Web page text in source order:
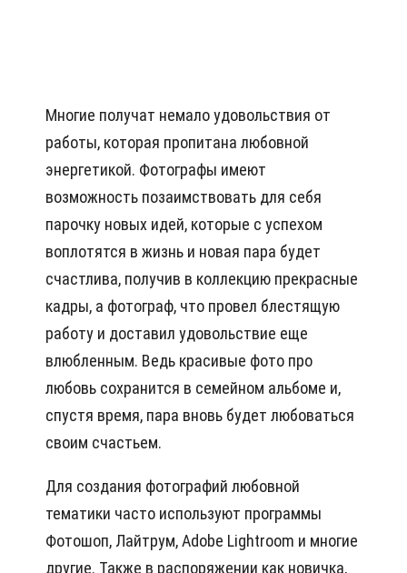
Многие получат немало удовольствия от
работы, которая пропитана любовной
энергетикой. Фотографы имеют
возможность позаимствовать для себя
парочку новых идей, которые с успехом
воплотятся в жизнь и новая пара будет
счастлива, получив в коллекцию прекрасные
кадры, а фотограф, что провел блестящую
работу и доставил удовольствие еще
влюбленным. Ведь красивые фото про
любовь сохранится в семейном альбоме и,
спустя время, пара вновь будет любоваться
своим счастьем.
Для создания фотографий любовной
тематики часто используют программы
Фотошоп, Лайтрум, Adobe Lightroom и многие
другие. Также в распоряжении как новичка,